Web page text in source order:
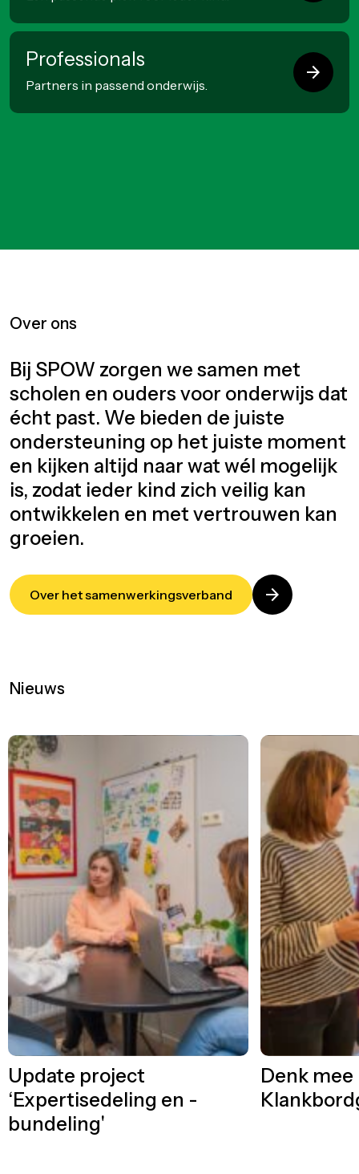
Professionals
Partners in passend onderwijs.
arrow_forward
Over ons
Bij SPOW zorgen we samen met
scholen en ouders voor onderwijs dat
écht past. We bieden de juiste
ondersteuning op het juiste moment
en kijken altijd naar wat wél mogelijk
is, zodat ieder kind zich veilig kan
ontwikkelen en met vertrouwen kan
groeien.
Over het samenwerkingsverband arrow_forward
Nieuws
Update project
‘Expertisedeling en -
bundeling'
Denk mee